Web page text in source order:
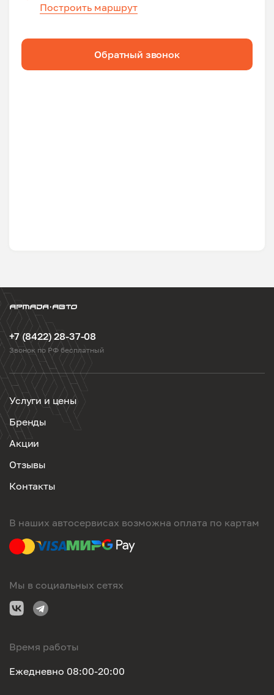
Построить маршрут
Обратный звонок
+7 (8422) 28-37-08
Звонок по РФ бесплатный
Услуги и цены
Бренды
Акции
Отзывы
Контакты
В наших автосервисах возможна оплата по картам
Мы в социальных сетях
Время работы
Ежедневно 08:00-20:00